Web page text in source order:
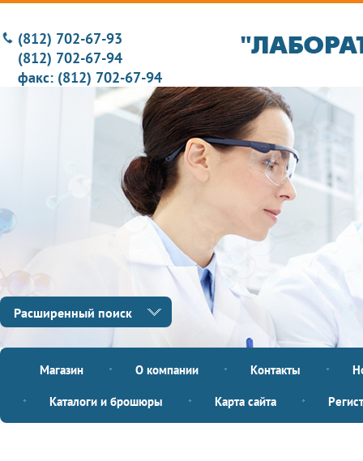
(812) 702-67-93
(812) 702-67-94
факс: (812) 702-67-94
Расширенный поиск
Магазин О компании Контакты
Каталоги и брошюры Карта сайта